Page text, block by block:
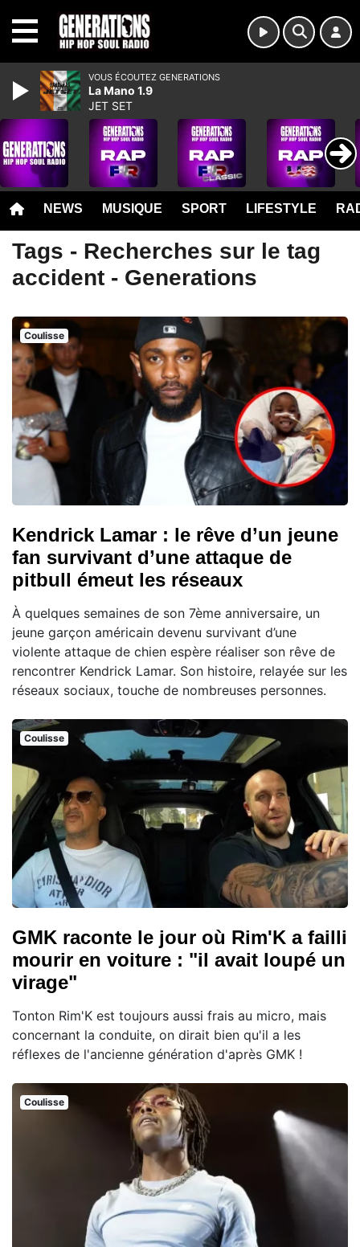
NEWS MUSIQUE SPORT LIFESTYLE
Tags - Recherches sur le tag
accident - Generations
Coulisse
Kendrick Lamar : le rêve d’un jeune
fan survivant d’une attaque de
pitbull émeut les réseaux
À quelques semaines de son 7ème anniversaire, un
jeune garçon américain devenu survivant d’une
violente attaque de chien espère réaliser son rêve de
rencontrer Kendrick Lamar. Son histoire, relayée sur les
réseaux sociaux, touche de nombreuses personnes.
Coulisse
GMK raconte le jour où Rim'K a failli
mourir en voiture : "il avait loupé un
virage"
Tonton Rim'K est toujours aussi frais au micro, mais
concernant la conduite, on dirait bien qu'il a les
réflexes de l'ancienne génération d'après GMK !
Coulisse
VOUS ÉCOUTEZ GENERATIONS
La Mano 1.9
JET SET